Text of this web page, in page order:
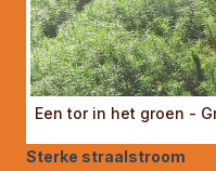
Een tor in het groen -
Sterke straalstroom